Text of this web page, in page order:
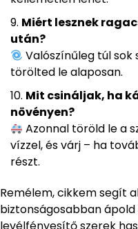
Miért lesznek
után?
Valószínűleg túl
törölted le alaposan.
Mit csináljak, ha
növényen?
Azonnal töröld le a
vízzel, és várj – ha
részt.
Remélem, cikkem segít
biztonságosabban